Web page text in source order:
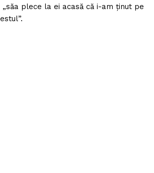
plece la ei acasă că i-am ținut pe